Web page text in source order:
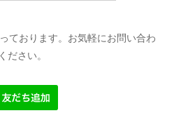
ております。お気軽にお問い合わ
ださい。